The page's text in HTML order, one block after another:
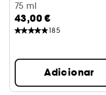
75 ml
43,00 €
185
Adicionar